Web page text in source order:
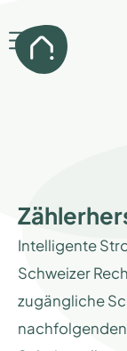
Intelligente
Schweizer
zugängliche